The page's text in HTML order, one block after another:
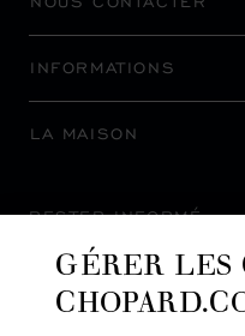
INFORMATIONS
LA MAISON
RESTER INFORMÉ
GÉRER LES